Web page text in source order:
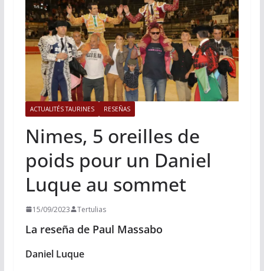
ACTUALITÉS TAURINES RESEÑAS
Nimes, 5 oreilles de
poids pour un Daniel
Luque au sommet
15/09/2023 Tertulias
La reseña de Paul Massabo
Daniel Luque